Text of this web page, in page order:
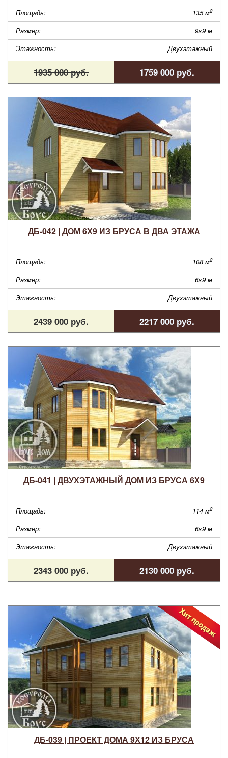
Площадь: 135 м2
Размер:
9х9 м
Этажность:
Двухэтажный
1935 000 руб. 1759 000 руб.
ДБ-042 | ДОМ 6Х9 ИЗ БРУСА В ДВА ЭТАЖА
Площадь: 108 м2
Размер:
6х9 м
Этажность:
Двухэтажный
2439 000 руб. 2217 000 руб.
ДБ-041 | ДВУХЭТАЖНЫЙ ДОМ ИЗ БРУСА 6Х9
Площадь: 114 м2
Размер:
6х9 м
Этажность:
Двухэтажный
2343 000 руб. 2130 000 руб.
ДБ-039 | ПРОЕКТ ДОМА 9Х12 ИЗ БРУСА